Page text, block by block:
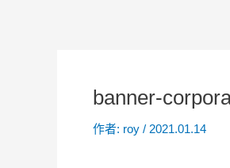
banner-
作者: roy / 2021.01.14